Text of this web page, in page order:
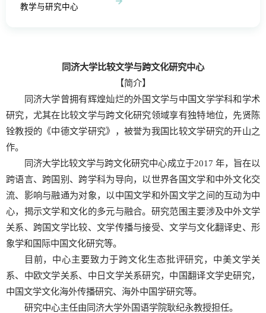
教学与研究中心
同济大学比较文学与跨文化研究中心
【简介】
同济大学曾拥有辉煌灿烂的外国文学与中国文学学科和学术
研究，尤其在比较文学与跨文化研究领域享有独特地位，先贤陈
铨教授的《中德文学研究》，被誉为我国比较文学研究的开山之
作。
同济大学比较文学与跨文化研究中心成立于2017 年，旨在以
跨语言、跨国别、跨学科为导向，以世界各国文学和中外文化交
流、影响与融通为对象，以中国文学和外国文学之间的互动为中
心，揭示文学和文化的多元与融合。研究范围主要涉及中外文学
关系、跨国文学比较、文学传播与接受、文学与文化翻译史、形
象学和国际中国文化研究等。
目前，中心主要致力于跨文化生态批评研究，中美文学关
系、中欧文学关系、中日文学关系研究，中国翻译文学史研究，
中国文学文化海外传播研究、海外中国学研究等。
研究中心主任由同济大学外国语学院耿纪永教授担任。